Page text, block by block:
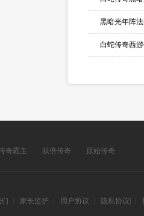
黑暗光年阵
白蛇传奇西
奇霸主 双倍传奇 原始传奇
家长监护 用户协议 隐私协议|